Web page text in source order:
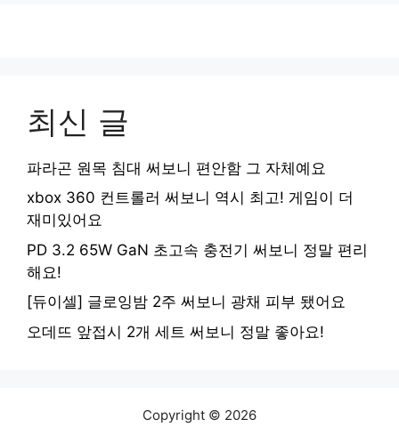
최신 글
파라곤 원목 침대 써보니 편안함 그 자체예요
xbox 360 컨트롤러 써보니 역시 최고! 게임이 더
재미있어요
PD 3.2 65W GaN 초고속 충전기 써보니 정말 편리
해요!
[듀이셀] 글로잉밤 2주 써보니 광채 피부 됐어요
오데뜨 앞접시 2개 세트 써보니 정말 좋아요!
Copyright © 2026